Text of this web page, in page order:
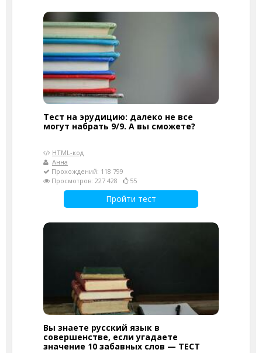
Тест на эрудицию: далеко не все
могут набрать 9/9. А вы сможете?
HTML-код
Анна
Прохождений: 118 799
Просмотров: 227 428
55
Пройти тест
Вы знаете русский язык в
совершенстве, если угадаете
значение 10 забавных слов — ТЕСТ